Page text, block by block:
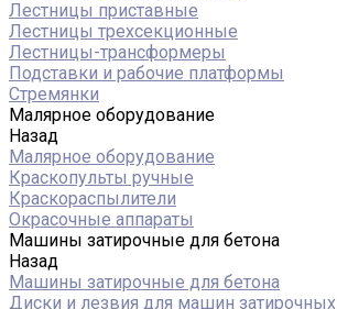
Лестницы приставные
Лестницы трехсекционные
Лестницы-трансформеры
Подставки и рабочие платформы
Стремянки
Малярное оборудование
Назад
Малярное оборудование
Краскопульты ручные
Краскораспылители
Окрасочные аппараты
Машины затирочные для бетона
Назад
Машины затирочные для бетона
Диски и лезвия для машин затирочных